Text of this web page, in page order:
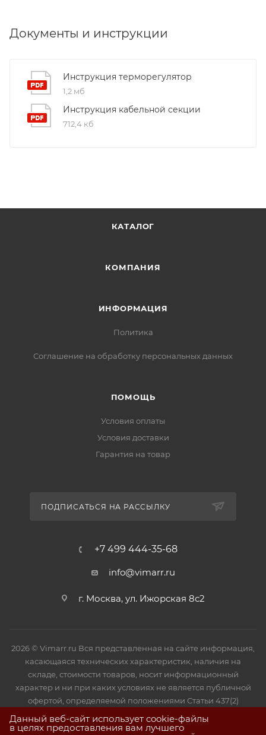
9001:2015. Это обеспечивает надежность и
Документы и инструкции
Инструкция терморегулятор
1,2 мб
Инструкция кабельной секции
712,4 кб
КАТАЛОГ
КОМПАНИЯ
ИНФОРМАЦИЯ
Политика
Соглашение на обработку персональных данных
ПОМОЩЬ
Условия оплаты
Условия доставки
Гарантия на товар
ПОДПИСАТЬСЯ НА РАССЫЛКУ
+7 499 444-35-68
info@vimarr.ru
г. Москва, ул. Ижорская 8с2
2026 © Vimarr.ru Вся представленная на сайте информация,
касающаяся технических характеристик, наличия на
складе, стоимости товаров, носит информационный
характер и ни при каких условиях не является публичной
офертой, определяемой положениями Статьи 437(2)
Гражданского кодекса РФ.
Данный веб-сайт использует cookie-файлы
в целях предоставления вам лучшего